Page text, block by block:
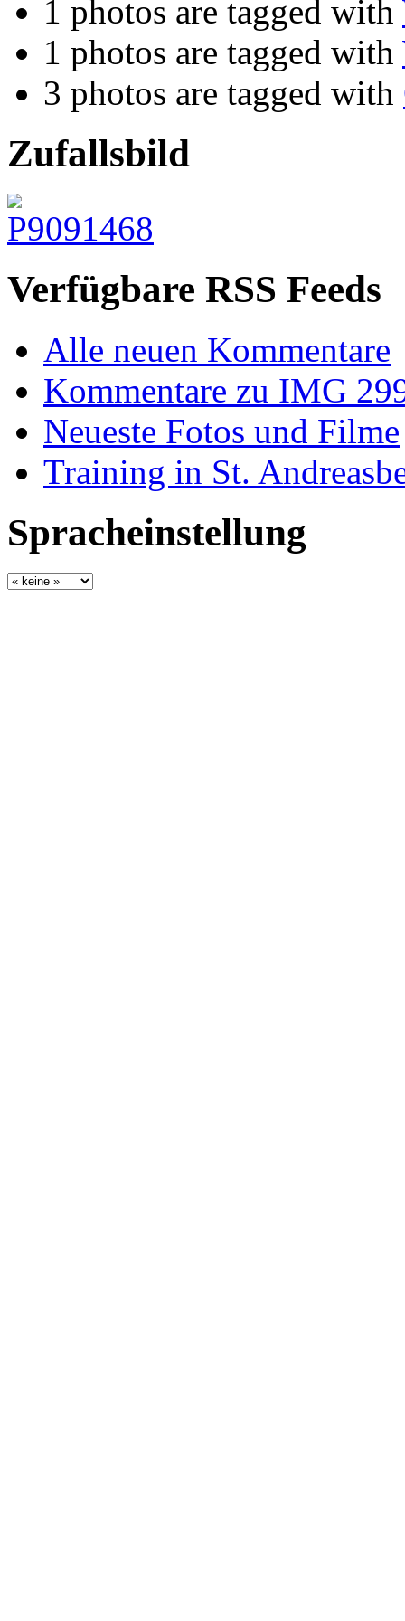
1 photos are tagged with
1 photos are tagged with
3 photos are tagged with
Zufallsbild
Verfügbare RSS Feeds
Alle neuen Kommentare
Kommentare zu IMG
Neueste Fotos und Filme
Training in St.
Spracheinstellung